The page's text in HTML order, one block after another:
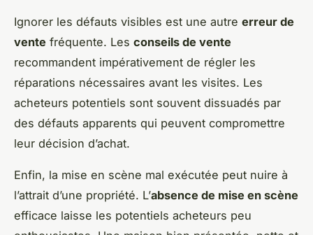
Ignorer les défauts visibles est une autre erreur de
vente fréquente. Les conseils de vente
recommandent impérativement de régler les
réparations nécessaires avant les visites. Les
acheteurs potentiels sont souvent dissuadés par
des défauts apparents qui peuvent compromettre
leur décision d’achat.
Enfin, la mise en scène mal exécutée peut nuire à
l’attrait d’une propriété. L’absence de mise en scène
efficace laisse les potentiels acheteurs peu